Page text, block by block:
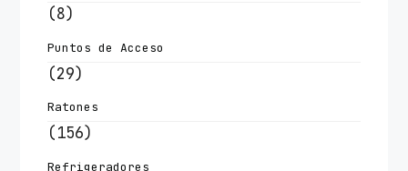
(8)
Puntos de Acceso
(29)
Ratones
(156)
Refrigeradores